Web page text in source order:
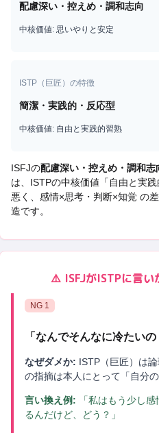
配慮深い・控えめ・調和志向
中核価値: 思いやりと安定
ISTP （ 巨匠 ）の特徴
簡潔・実践的・反応型
中核価値: 自由と実践的習熟
ISFJの配慮深い・控えめ・調和志
は、 ISTPの中核価値「 自由と実
悪く、 感情×思考・判断×知覚 の
造です。
⚠️ ISFJがISTPに言い
NG 1
「 なんでそんなに冷たいの
なぜダメか: ISTP（巨匠）は
の指摘は本人にとって「自分
言い換え例:
「私はもう少し
るんだけど、どう？」